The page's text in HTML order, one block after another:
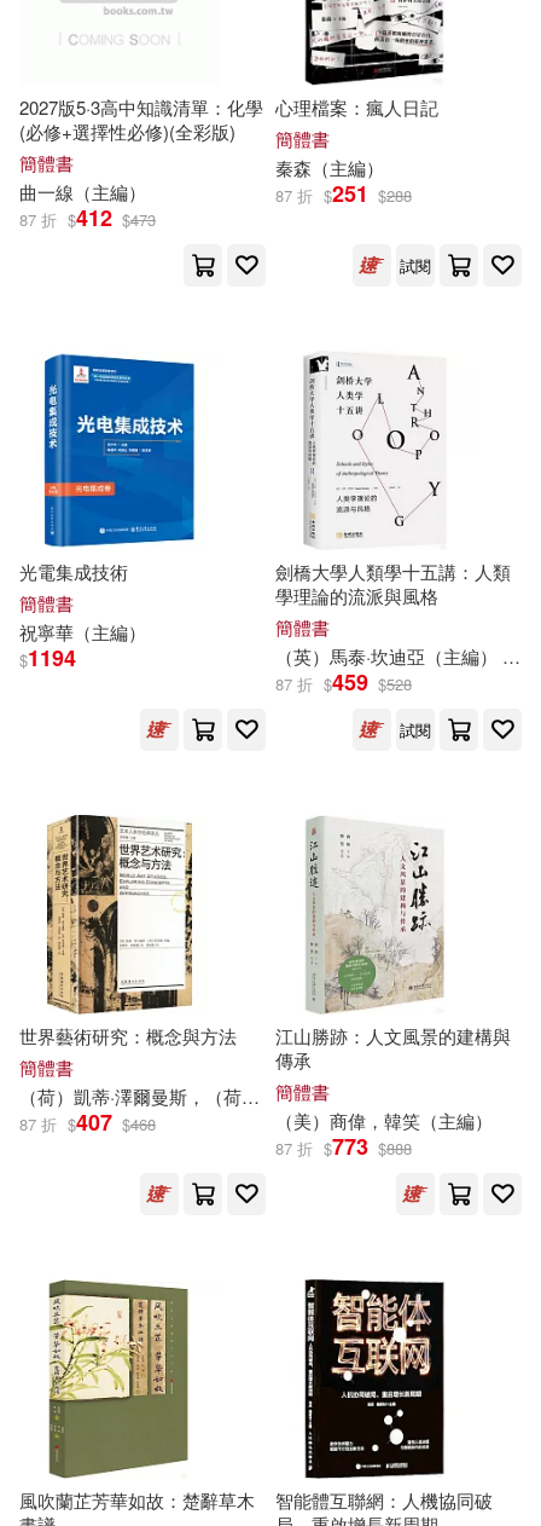
朱海峰（主編）(226)
武澤濤（主編）(220)
於清峰（主編）(196)
賈德江（主編）(192)
本書編寫組(189)
ホットエンターテイメント(185)
清英（主編）(185)
韓雪濤（主編）(184)
賈德江 主編(181)
蔡曄（主編）(170)
本書編委會(167)
馬德高（主編）(167)
山香教師招聘考試命題研究中心
（主編）(166)
聞鍾（主編）(157)
日本寶庫社(155)
夏睿（主編）(151)
中國建築工業出版社(4042)
外語教學與研究出版社(4004)
中國中醫藥出版社(3921)
中國農業出版社(3802)
浙江大學出版社(3682)
上海交通大學出版社(3677)
華中科技大學出版社(3629)
中國鐵道出版社(3327)
西南交通大學出版社(3145)
復旦大學出版社(2957)
中國電力出版社(2903)
北京師範大學出版社(2791)
武漢大學出版社(2768)
大連理工大學出版社(2748)
中國水利水電出版社(2534)
人民軍醫出版社(2339)
電子書 (可複選)
適合手機平板閱讀(4599)
適合平板閱讀(7629)
免費電子書(171)
其他 (可複選)
現在可購買商品(43069)
作者/演唱/譯/編/繪(1)
價格
範圍
2027版5·3高中知識清單：化學
(必修+選擇性必修)(全彩版)
簡體書
曲一線（主編）
87 折 $412 $473
心理檔案：瘋人日記
簡體書
秦森（主編）
87 折 $251 $288
試閱
光電集成技術
簡體書
祝寧華（主編）
$1194
劍橋大學人類學十五講：人類
學理論的流派與風格
簡體書
（英）馬泰·坎迪亞（主編） 王
87 折 $459 $528
試閱
世界藝術研究：概念與方法
簡體書
（荷）凱蒂·澤爾曼斯，（荷）范丹姆（
87 折 $407 $468
江山勝跡：人文風景的建構與
傳承
簡體書
（美）商偉，韓笑（主編）
87 折 $773 $888
風吹蘭芷芳華如故：楚辭草木
智能體互聯網：人機協同破